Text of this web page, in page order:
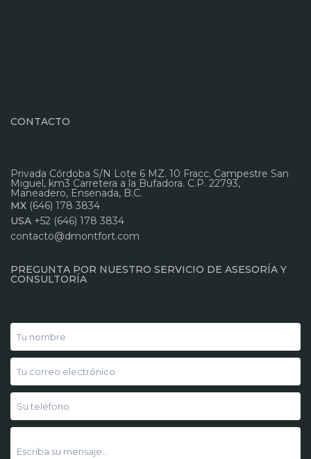
CONTACTO
Privada Córdoba S/N Lote 6 MZ. 10 Fracc. Campestre San
Miguel, km3 Carretera a la Bufadora. C.P. 22793,
Maneadero, Ensenada, B.C.
MX (646) 178 3834
USA +52 (646) 178 3834
contacto@dmontfort.com
PREGUNTA POR NUESTRO SERVICIO DE ASESORÍA Y
CONSULTORÍA